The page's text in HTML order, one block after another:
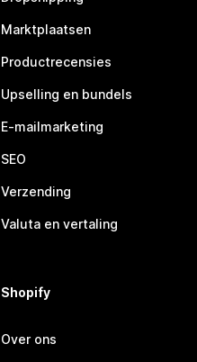
Marktplaatsen
Productrecensies
Upselling en bundels
E-mailmarketing
SEO
Verzending
Valuta en vertaling
Shopify
Over ons